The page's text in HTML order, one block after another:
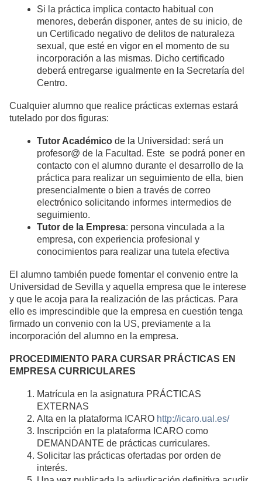
Si la práctica implica contacto habitual con
menores, deberán disponer, antes de su inicio, de
un Certificado negativo de delitos de naturaleza
sexual, que esté en vigor en el momento de su
incorporación a las mismas. Dicho certificado
deberá entregarse igualmente en la Secretaría del
Centro.
Cualquier alumno que realice prácticas externas estará
tutelado por dos figuras:
Tutor Académico de la Universidad: será un
profesor@ de la Facultad. Este se podrá poner en
contacto con el alumno durante el desarrollo de la
práctica para realizar un seguimiento de ella, bien
presencialmente o bien a través de correo
electrónico solicitando informes intermedios de
seguimiento.
Tutor de la Empresa: persona vinculada a la
empresa, con experiencia profesional y
conocimientos para realizar una tutela efectiva
El alumno también puede fomentar el convenio entre la
Universidad de Sevilla y aquella empresa que le interese
y que le acoja para la realización de las prácticas. Para
ello es imprescindible que la empresa en cuestión tenga
firmado un convenio con la US, previamente a la
incorporación del alumno en la empresa.
PROCEDIMIENTO PARA CURSAR PRÁCTICAS EN
EMPRESA CURRICULARES
Matrícula en la asignatura PRÁCTICAS
EXTERNAS
Alta en la plataforma ICARO http://icaro.ual.es/
Inscripción en la plataforma ICARO como
DEMANDANTE de prácticas curriculares.
Solicitar las prácticas ofertadas por orden de
interés.